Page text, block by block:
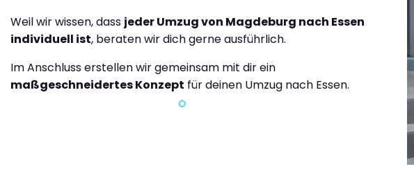
Weil wir wissen, dass jeder Umzug von Magdeburg nach Essen
individuell ist, beraten wir dich gerne ausführlich.
Im Anschluss erstellen wir gemeinsam mit dir ein
maßgeschneidertes Konzept für deinen Umzug nach Essen.